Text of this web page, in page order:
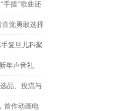
手搓”歌曲还
录觉勇敢选择
复旦儿科聚
年声音礼
品、投流与
首作动画电